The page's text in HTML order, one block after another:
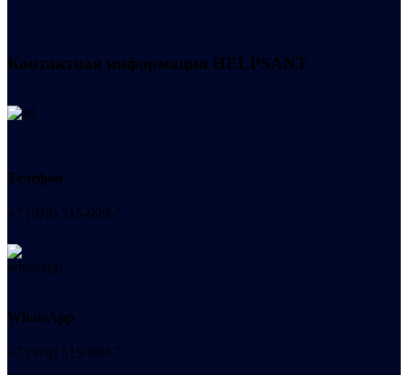
Контактная информация HELPSANT
Телефон
+7 (978) 515-999-7
WhatsApp
+7 (978) 515-999-7